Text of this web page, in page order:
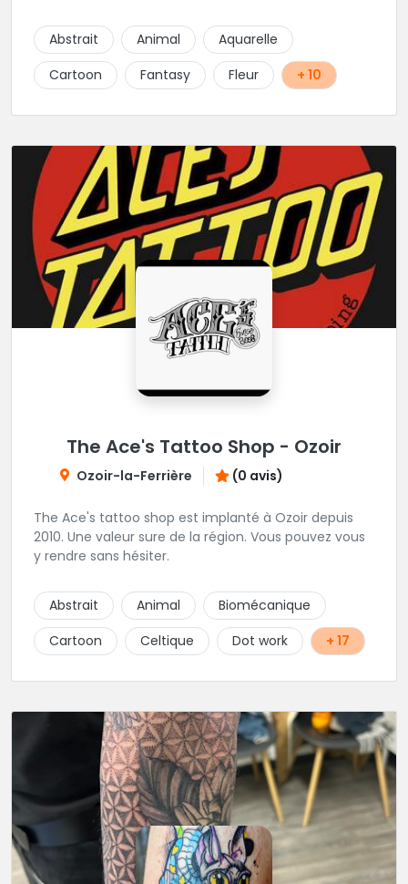
Abstrait
Animal
Aquarelle
Cartoon
Fantasy Fleur + 10
The Ace's Tattoo Shop - Ozoir
Ozoir-la-Ferrière (0 avis)
The Ace's tattoo shop est implanté à Ozoir depuis
2010. Une valeur sure de la région. Vous pouvez vous
y rendre sans hésiter.
Abstrait Animal
Biomécanique
Cartoon
Celtique Dot work + 17